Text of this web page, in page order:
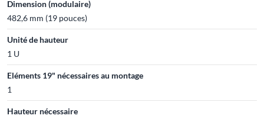
Dimension (modulaire)
482,6 mm (19 pouces)
Unité de hauteur
1 U
Eléments 19" nécessaires au montage
1
Hauteur nécessaire